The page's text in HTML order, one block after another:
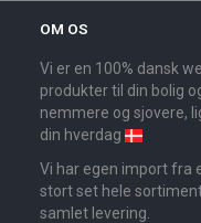
OM OS
Vi er en 100% dansk
produkter til din bolig
nemmere og sjovere,
din hverdag
Vi har egen import fra
stort set hele
samlet levering.